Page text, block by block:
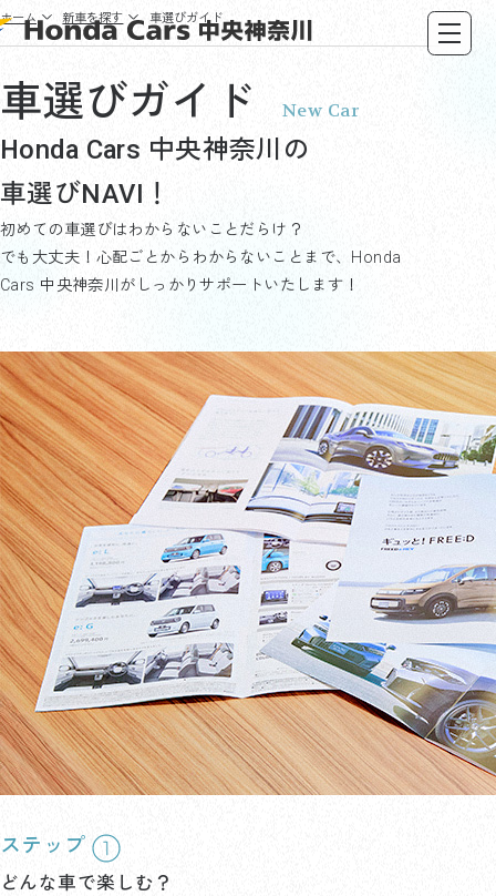
ホーム 新車を探す 車選びガイド
車選びガイド New Car
Honda Cars 中央神奈川の
車選びNAVI！
初めての車選びはわからないことだらけ？
でも大丈夫！心配ごとからわからないことまで、Honda
Cars 中央神奈川がしっかりサポートいたします！
ステップ
どんな車で楽しむ？